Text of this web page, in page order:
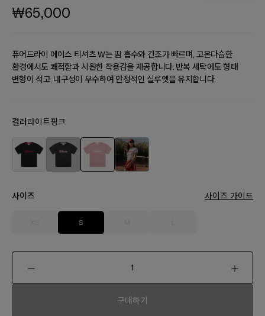
₩65,000
퓨어드라이 에이스 티셔츠 W는 땀 흡수와 건조가 빠르며, 고온다습한
환경에서도 쾌적함과 시원한 착용감을 제공합니다. 반복 세탁에도 형태
변형이 적고, 내구성이 우수하여 안정적인 실루엣을 유지합니다.
컬러 라이트핑크
사이즈 사이즈 가이드
S
구매하기